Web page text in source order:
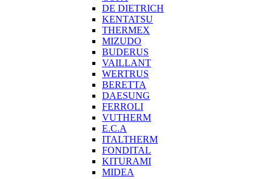
DE DIETRICH
KENTATSU
THERMEX
MIZUDO
BUDERUS
VAILLANT
WERTRUS
BERETTA
DAESUNG
FERROLI
VUTHERM
E.C.A
ITALTHERM
FONDITAL
KITURAMI
MIDEA